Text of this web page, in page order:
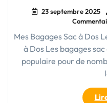
23 septembre 2025
Mes Bagages Sac à Dos
à Dos Les bagages
populaire pour de